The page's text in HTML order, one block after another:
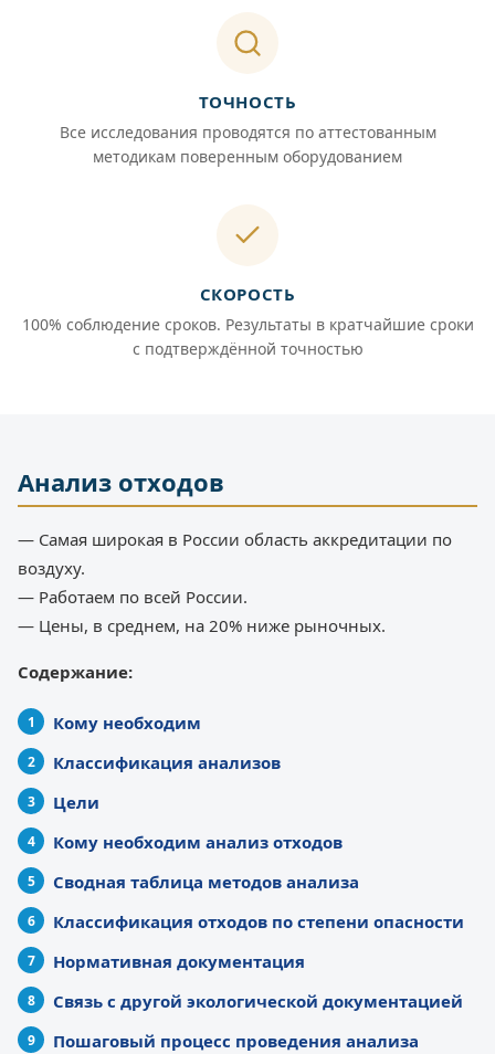
ТОЧНОСТЬ
Все исследования проводятся по аттестованным
методикам поверенным оборудованием
СКОРОСТЬ
100% соблюдение сроков. Результаты в кратчайшие сроки
с подтверждённой точностью
Анализ отходов
— Самая широкая в России область аккредитации по
воздуху.
— Работаем по всей России.
— Цены, в среднем, на 20% ниже рыночных.
Содержание:
Кому необходим
Классификация анализов
Цели
Кому необходим анализ отходов
Сводная таблица методов анализа
Классификация отходов по степени опасности
Нормативная документация
Связь с другой экологической документацией
Пошаговый процесс проведения анализа